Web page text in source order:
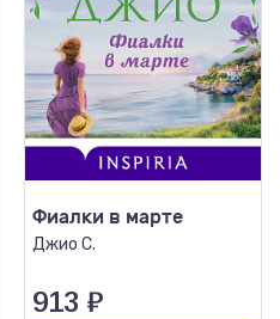
Фиалки в марте
Джио С.
913 ₽